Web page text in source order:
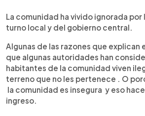
La comunidad ha vivido ignorada
turno local y del gobierno central.
Algunas de las razones que explican
que algunas autoridades han
habitantes de la comunidad viven
terreno que no les pertenece . O
la comunidad es insegura y eso
ingreso.